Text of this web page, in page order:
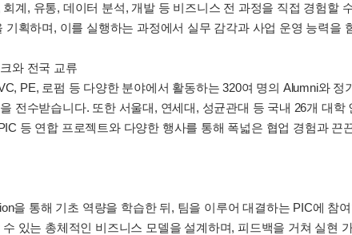
계, 유통, 데이터 분석, 개발 등 비즈니스 전 과정을 직접 경험할
기획하며, 이를 실행하는 과정에서 실무 감각과 사업 운영 능력을
와 전국 교류
PE, 로펌 등 다양한 분야에서 활동하는 320여 명의 Alumni와
전수받습니다. 또한 서울대, 연세대, 성균관대 등 국내 26개 대
등 연합 프로젝트와 다양한 행사를 통해 폭넓은 협업 경험과 끈
을 통해 기초 역량을 학습한 뒤, 팀을 이루어 대결하는 PIC에 참
있는 총체적인 비즈니스 모델을 설계하며, 피드백을 거쳐 실현